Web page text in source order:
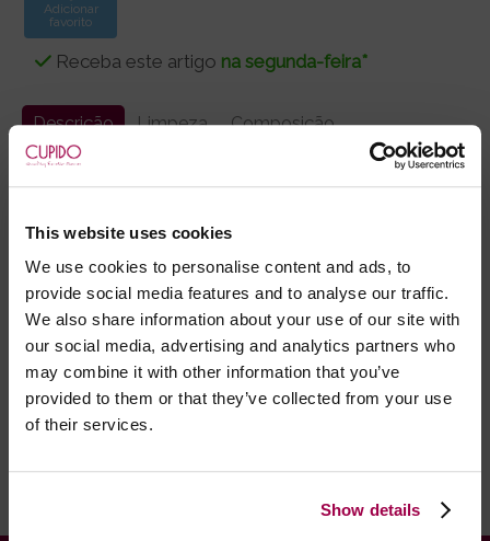
This website uses cookies
We use cookies to personalise content and ads, to
provide social media features and to analyse our traffic.
We also share information about your use of our site with
our social media, advertising and analytics partners who
may combine it with other information that you’ve
provided to them or that they’ve collected from your use
of their services.
Show details
Adicionar
favorito
Receba este artigo na segunda-feira*
Descrição Limpeza Composição
Prático cinto de ligas com meias incorporadas.
com padrão floral.
Obsessive
- Embalagens 100% discretas
- *Entrega em 24 horas para pedidos antes das 16:00 h.
Após as 16:00 h, a sua encomenda será entregue em 48
horas, dias úteis. Portugal e Espanha Continental para
Possibilidade de atraso em épocas festivas.